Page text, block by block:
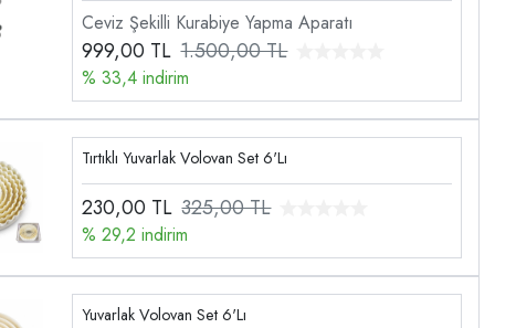
Ceviz Şekilli Kurabiye Yapma Aparatı
999,00 TL 1.500,00 TL
% 33,4 indirim
Tırtıklı Yuvarlak Volovan Set 6'Lı
230,00 TL 325,00 TL
% 29,2 indirim
Yuvarlak Volovan Set 6'Lı